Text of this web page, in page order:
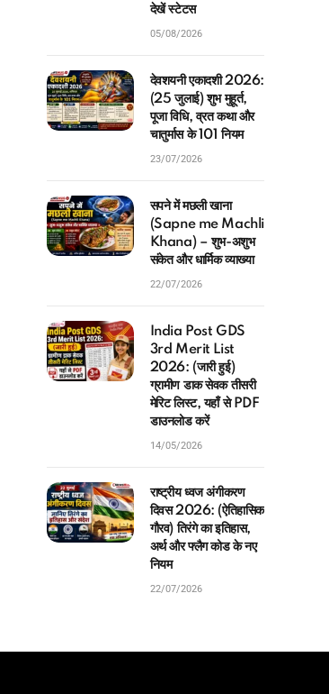
देखें स्टेटस
05/08/2026
देवशयनी एकादशी 2026:
(25 जुलाई) शुभ मुहूर्त,
पूजा विधि, व्रत कथा और
चातुर्मास के 101 नियम
23/07/2026
सपने में मछली खाना
(Sapne me Machli
Khana) – शुभ-अशुभ
संकेत और धार्मिक व्याख्या
22/07/2026
India Post GDS
3rd Merit List
2026: (जारी हुई)
ग्रामीण डाक सेवक तीसरी
मेरिट लिस्ट, यहाँ से PDF
डाउनलोड करें
14/05/2026
राष्ट्रीय ध्वज अंगीकरण
दिवस 2026: (ऐतिहासिक
गौरव) तिरंगे का इतिहास,
अर्थ और फ्लैग कोड के नए
नियम
22/07/2026